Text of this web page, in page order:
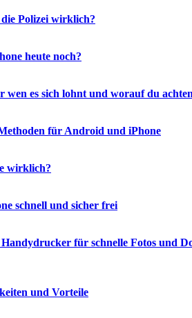
Polizei wirklich?
heute noch?
es sich lohnt und worauf du
für Android und iPhone
wirklich?
schnell und sicher frei
für schnelle Fotos und
und Vorteile